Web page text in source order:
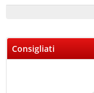
Consigliati